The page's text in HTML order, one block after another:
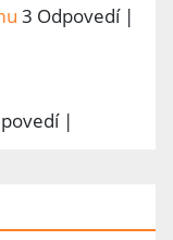
3 Odpovedí |
|